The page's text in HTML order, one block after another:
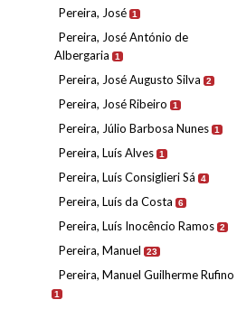
Pereira, José 1
Pereira, José António de
Albergaria
1
Pereira, José Augusto Silva 2
Pereira, José Ribeiro 1
Pereira, Júlio Barbosa Nunes 1
Pereira, Luís Alves 1
Pereira, Luís Consiglieri Sá 4
Pereira, Luís da Costa 6
Pereira, Luís Inocêncio Ramos 2
Pereira, Manuel 23
Pereira, Manuel Guilherme Rufino
1